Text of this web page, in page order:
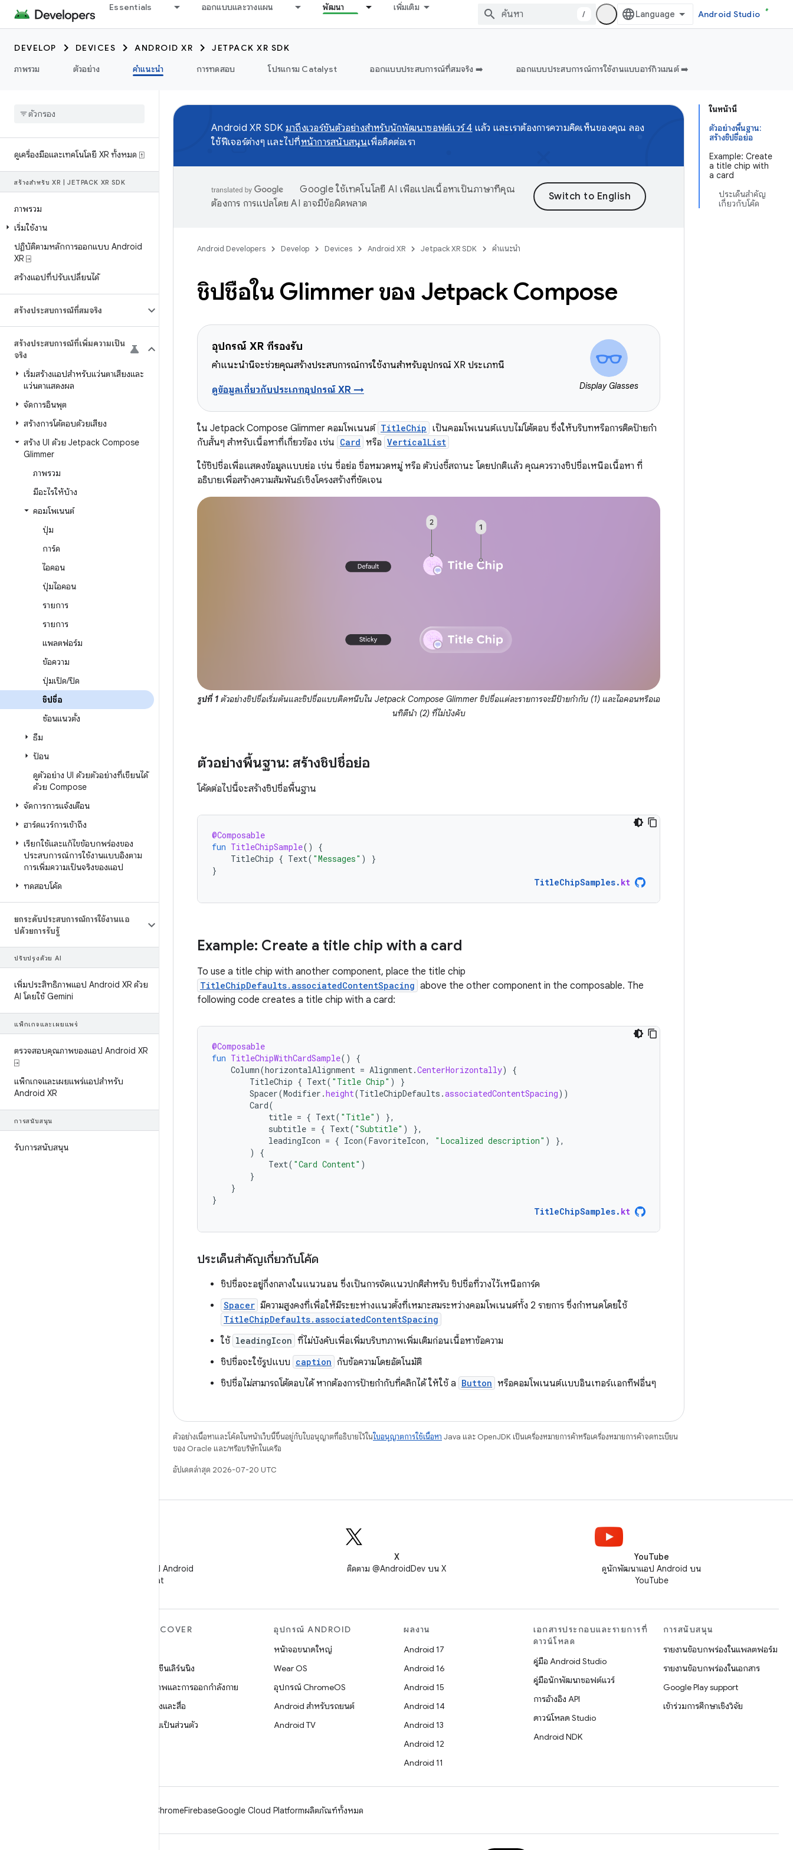
Essentials ออกแบบและวางแผน พัฒนา เพิ่มเติม
/ Android Studio
DEVELOP DEVICES ANDROID XR
JETPACK XR SDK
ภาพรวม
ตัวอย่าง คำแนะนำ การทดสอบ โปรแกรม Catalyst ออกแบบประสบการณ์ที่สมจริง ➡️ ออกแบบประสบการณ์การใช้งานแบบอาร์กิวเมนต์ ➡️
ดูเครื่องมือและเทคโนโลยี XR ทั้งหมด ⍐
สร้างสำหรับ XR JETPACK XR SDK
ภาพรวม
เริ่มใช้งาน
ปฏิบัติตามหลักการออกแบบ Android
XR ⍈
สร้างแอปที่ปรับเปลี่ยนได้
สร้างประสบการณ์ที่สมจริง
สร้างประสบการณ์ที่เพิ่มความเป็น
จริง
เริ่มสร้างแอปสำหรับแว่นตาเสียงและ
แว่นตาแสดงผล
จัดการอินพุต
สร้างการโต้ตอบด้วยเสียง
สร้าง UI ด้วย Jetpack Compose
Glimmer
ภาพรวม
มีอะไรให้บ้าง
คอมโพเนนต์
ปุ่ม
การ์ด
ไอคอน
ปุ่มไอคอน
รายการ
รายการ
แพลตฟอร์ม
ข้อความ
ปุ่มเปิด/ปิด
ชิปชื่อ
ซ้อนแนวตั้ง
ธีม
ป้อน
ดูตัวอย่าง UI ด้วยตัวอย่างที่เขียนได้
ด้วย Compose
จัดการการแจ้งเตือน
ฮาร์ดแวร์การเข้าถึง
เรียกใช้และแก้ไขข้อบกพร่องของ
ประสบการณ์การใช้งานแบบอิงตาม
การเพิ่มความเป็นจริงของแอป
ทดสอบโค้ด
ยกระดับประสบการณ์การใช้งานแอ
ปด้วยการรับรู้
ปรับปรุงด้วย AI
เพิ่มประสิทธิภาพแอป Android XR ด้วย
AI โดยใช้ Gemini
แพ็กเกจและเผยแพร่
ตรวจสอบคุณภาพของแอป Android XR
⍈
แพ็กเกจและเผยแพร่แอปสำหรับ
Android XR
การสนับสนุน
รับการสนับสนุน
ในหน้านี้
ตัวอย่างพื้นฐาน:
สร้างชิปชื่อย่อ
Example: Create
a title chip with
a card
ประเด็นสำคัญ
เกี่ยวกับโค้ด
Android XR SDK มาถึงเวอร์ชันตัวอย่างสำหรับนักพัฒนาซอฟต์แวร์ 4 แล้ว และเราต้องการความคิดเห็นของคุณ ลอง
ใช้ฟีเจอร์ต่างๆ และไปที่หน้าการสนับสนุนเพื่อติดต่อเรา
Google ใช้เทคโนโลยี AI เพื่อแปลเนื้อหาเป็นภาษาที่คุณ
ต้องการ การแปลโดย AI อาจมีข้อผิดพลาด
Android Developers Develop Devices Android XR Jetpack XR SDK คำแนะนำ
ชิปชื่อใน Glimmer ของ Jetpack Compose
อุปกรณ์ XR ที่รองรับ
คำแนะนำนี้จะช่วยคุณสร้างประสบการณ์การใช้งานสำหรับอุปกรณ์ XR ประเภทนี้
ดูข้อมูลเกี่ยวกับประเภทอุปกรณ์ XR → Display Glasses
ใน Jetpack Compose Glimmer คอมโพเนนต์ TitleChip เป็นคอมโพเนนต์แบบไม่โต้ตอบ ซึ่งให้บริบทหรือการติดป้ายกำ
กับสั้นๆ สำหรับเนื้อหาที่เกี่ยวข้อง เช่น Card หรือ VerticalList
ใช้ชิปชื่อเพื่อแสดงข้อมูลแบบย่อ เช่น ชื่อย่อ ชื่อหมวดหมู่ หรือ ตัวบ่งชี้สถานะ โดยปกติแล้ว คุณควรวางชิปชื่อเหนือเนื้อหา ที่
อธิบายเพื่อสร้างความสัมพันธ์เชิงโครงสร้างที่ชัดเจน
รูปที่ 1ตัวอย่างชิปชื่อเริ่มต้นและชิปชื่อแบบติดหนึบใน Jetpack Compose Glimmer ชิปชื่อแต่ละรายการจะมีป้ายกำกับ (1) และไอคอนหรือเอ
นทิตีนำ (2) ที่ไม่บังคับ
ตัวอย่างพื้นฐาน: สร้างชิปชื่อย่อ
โค้ดต่อไปนี้จะสร้างชิปชื่อพื้นฐาน
@Composable
fun TitleChipSample()
{
TitleChip { Text( "Messages" )
}
}
TitleChipSamples. kt
Example: Create a title chip with a card
To use a title chip with another component, place the title chip
TitleChipDefaults.associatedContentSpacing above the other component in the composable. The
following code creates a title chip with a card:
@Composable
fun TitleChipWithCardSample()
{
Column(horizontalAlignment = Alignment .CenterHorizontally)
{
TitleChip { Text( "Title Chip" )
}
Spacer(Modifier .height(TitleChipDefaults .associatedContentSpacing))
Card(
title = { Text( "Title" )
},
subtitle = { Text( "Subtitle" )
},
leadingIcon = { Icon(FavoriteIcon, "Localized description" )
},
)
{
Text( "Card Content" )
}
}
}
TitleChipSamples. kt
ประเด็นสำคัญเกี่ยวกับโค้ด
ชิปชื่อจะอยู่กึ่งกลางในแนวนอน ซึ่งเป็นการจัดแนวปกติสำหรับ ชิปชื่อที่วางไว้เหนือการ์ด
Spacer มีความสูงคงที่เพื่อให้มีระยะห่างแนวตั้งที่เหมาะสมระหว่างคอมโพเนนต์ทั้ง 2 รายการ ซึ่งกำหนดโดยใช้
TitleChipDefaults.associatedContentSpacing
ใช้ leadingIcon ที่ไม่บังคับเพื่อเพิ่มบริบทภาพเพิ่มเติมก่อนเนื้อหาข้อความ
ชิปชื่อจะใช้รูปแบบ caption กับข้อความโดยอัตโนมัติ
ชิปชื่อไม่สามารถโต้ตอบได้ หากต้องการป้ายกำกับที่คลิกได้ ให้ใช้ a Button หรือคอมโพเนนต์แบบอินเทอร์แอกทีฟอื่นๆ
ตัวอย่างเนื้อหาและโค้ดในหน้าเว็บนี้ขึ้นอยู่กับใบอนุญาตที่อธิบายไว้ในใบอนุญาตการใช้เนื้อหา Java และ OpenJDK เป็นเครื่องหมายการค้าหรือเครื่องหมายการค้าจดทะเบียน
ของ Oracle และ/หรือบริษัทในเครือ
อัปเดตล่าสุด 2026-07-20 UTC
ติดตามนักพัฒนาแอป Android
บน WeChat
X
ติดตาม @AndroidDev บน X
YouTube
ดูนักพัฒนาแอป Android บน
YouTube
DISCOVER
แมชชีนเลิร์นนิง
สุขภาพและการออกกำลังกาย
กล้องและสื่อ
ความเป็นส่วนตัว
อุปกรณ์ ANDROID
หน้าจอขนาดใหญ่
Wear OS
อุปกรณ์ ChromeOS
Android สำหรับรถยนต์
Android TV
ผลงาน
Android 17
Android 16
Android 15
Android 14
Android 13
Android 12
Android 11
เอกสารประกอบและรายการที่
ดาวน์โหลด
คู่มือ Android Studio
คู่มือนักพัฒนาซอฟต์แวร์
การอ้างอิง API
ดาวน์โหลด Studio
Android NDK
การสนับสนุน
รายงานข้อบกพร่องในแพลตฟอร์ม
รายงานข้อบกพร่องในเอกสาร
Google Play support
เข้าร่วมการศึกษาเชิงวิจัย
ChromeFirebaseGoogle Cloud Platformผลิตภัณฑ์ทั้งหมด